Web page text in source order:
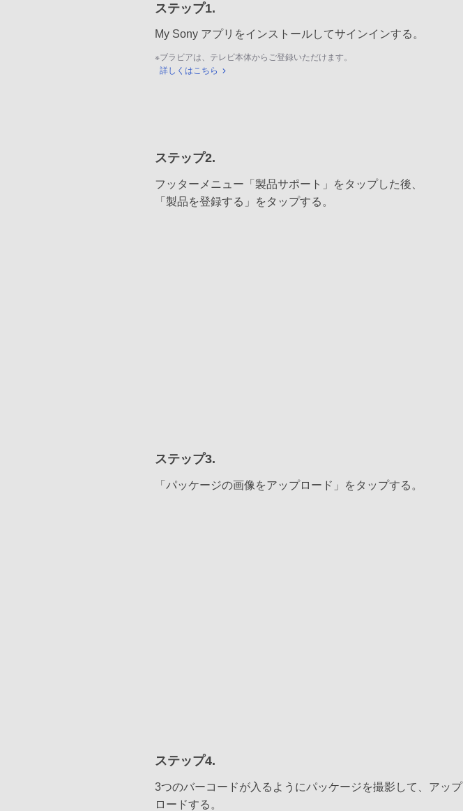
ステップ1.
My Sony アプリをインストールしてサインインする。
※ブラビアは、テレビ本体からご登録いただけます。
詳しくはこちら
ステップ2.
フッターメニュー「製品サポート」をタップした後、
「製品を登録する」をタップする。
ステップ3.
「パッケージの画像をアップロード」をタップする。
ステップ4.
3つのバーコードが入るようにパッケージを撮影して、アップ
ロードする。